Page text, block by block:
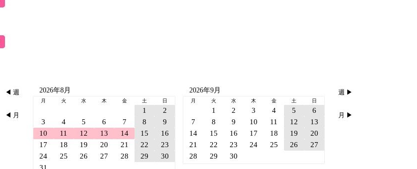
◀︎ 週
◀︎ 月
2026年8月
月 火 水 木 金 土 日
1
2
3
4 5 6 7 8
9
10
11 12 13 14 15
16
17
18 19 20 21 22
23
24
25 26 27 28 29
30
2026年9月
月 火 水 木 金 土 日
1 2 3 4 5
6
7
8 9 10 11 12
13
14
15 16 17 18 19
20
21
22 23 24 25 26
27
28
29 30
週 ▶︎
月 ▶︎